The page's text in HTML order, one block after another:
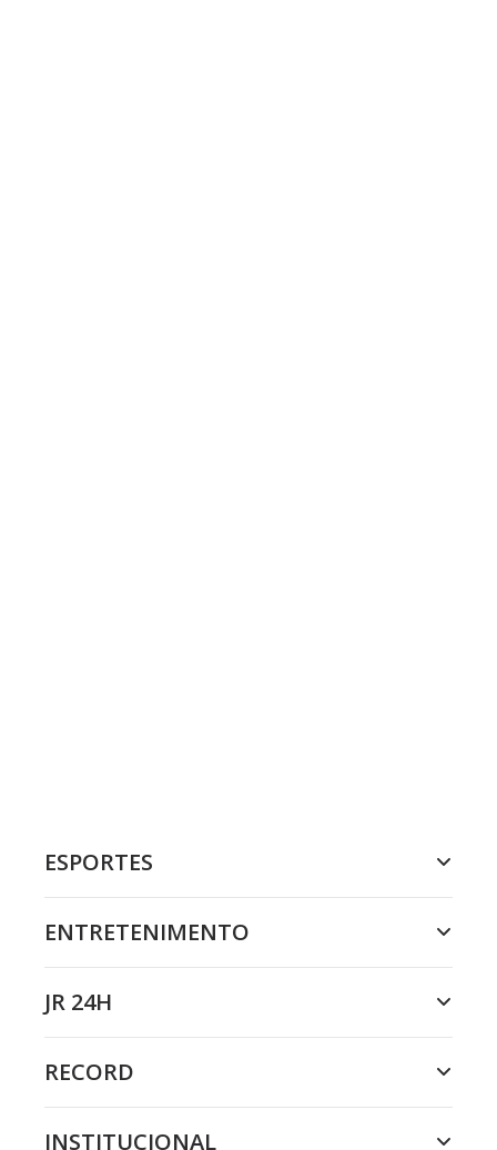
ESPORTES
ENTRETENIMENTO
JR 24H
RECORD
INSTITUCIONAL